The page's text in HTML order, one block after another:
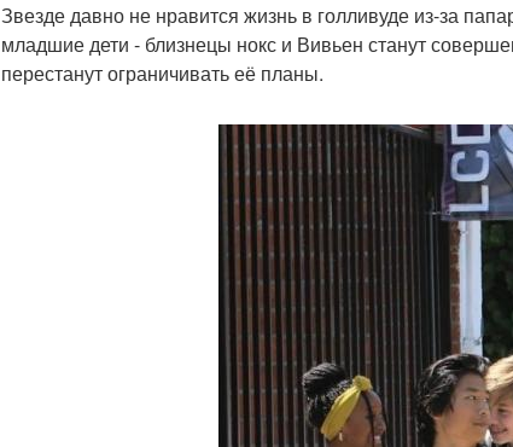
Звезде давно не нравится жизнь в голливуде из-за
младшие дети - близнецы нокс и Вивьен станут
перестанут ограничивать её планы.